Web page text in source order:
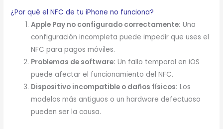
¿Por qué el NFC de tu iPhone no funciona?
Apple Pay no configurado correctamente: Una
configuración incompleta puede impedir que uses el
NFC para pagos móviles.
Problemas de software: Un fallo temporal en iOS
puede afectar el funcionamiento del NFC.
Dispositivo incompatible o daños físicos: Los
modelos más antiguos o un hardware defectuoso
pueden ser la causa.